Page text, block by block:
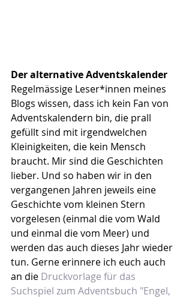
Der alternative Adventskalender
Regelmässige Leser*innen meines
Blogs wissen, dass ich kein Fan von
Adventskalendern bin, die prall
gefüllt sind mit irgendwelchen
Kleinigkeiten, die kein Mensch
braucht. Mir sind die Geschichten
lieber. Und so haben wir in den
vergangenen Jahren jeweils eine
Geschichte vom kleinen Stern
vorgelesen (einmal die vom Wald
und einmal die vom Meer) und
werden das auch dieses Jahr wieder
tun. Gerne erinnere ich euch auch
an die Druckvorlage für das
Suchspiel zum Adventsbuch "Engel,